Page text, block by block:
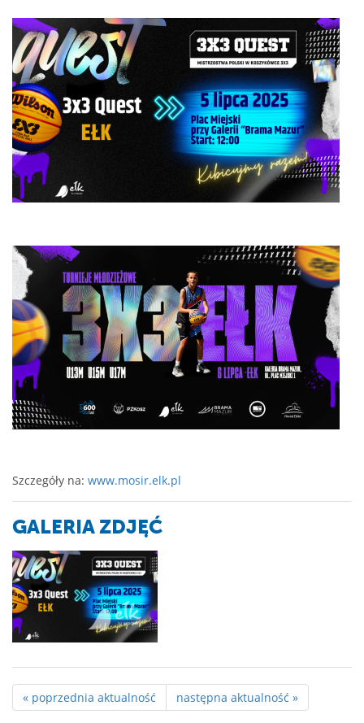
Szczegóły na: www.mosir.elk.pl
GALERIA ZDJĘĆ
« poprzednia aktualność następna aktualność »